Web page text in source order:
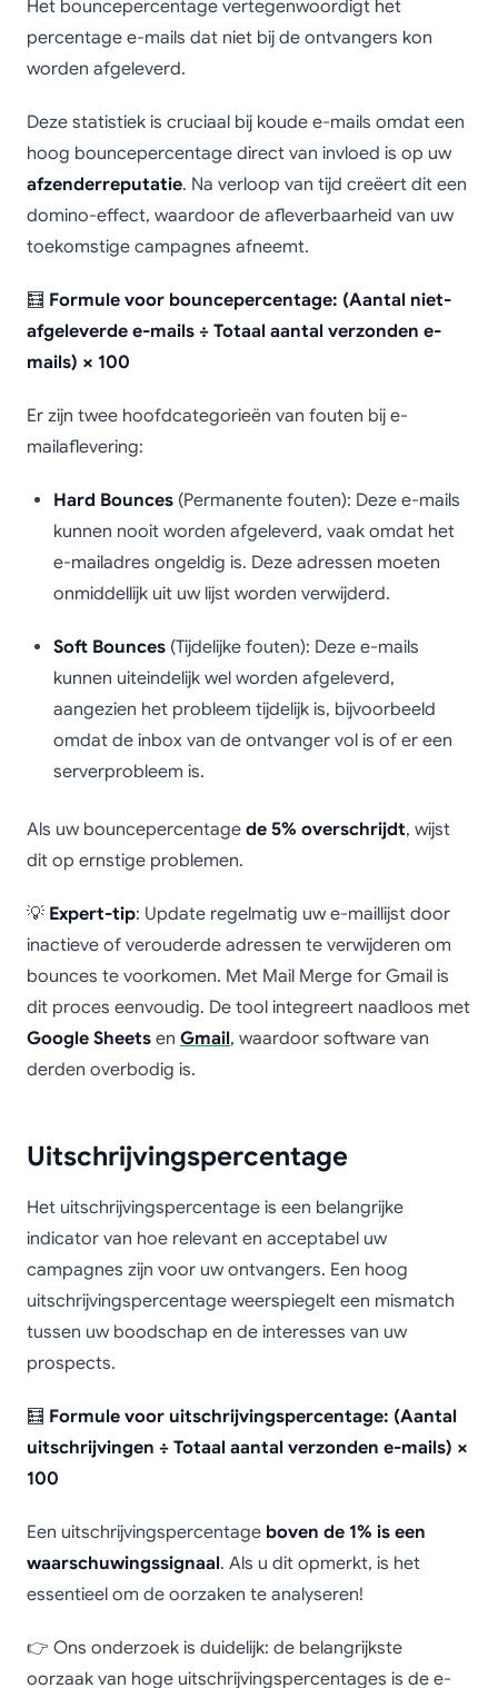
Het bouncepercentage vertegenwoordigt het
percentage e-mails dat niet bij de ontvangers kon
worden afgeleverd.
Deze statistiek is cruciaal bij koude e-mails omdat een
hoog bouncepercentage direct van invloed is op uw
afzenderreputatie. Na verloop van tijd creëert dit een
domino-effect, waardoor de afleverbaarheid van uw
toekomstige campagnes afneemt.
🧮 Formule voor bouncepercentage: (Aantal niet-
afgeleverde e-mails ÷ Totaal aantal verzonden e-
mails) × 100
Er zijn twee hoofdcategorieën van fouten bij e-
mailaflevering:
Hard Bounces (Permanente fouten): Deze e-mails
kunnen nooit worden afgeleverd, vaak omdat het
e-mailadres ongeldig is. Deze adressen moeten
onmiddellijk uit uw lijst worden verwijderd.
Soft Bounces (Tijdelijke fouten): Deze e-mails
kunnen uiteindelijk wel worden afgeleverd,
aangezien het probleem tijdelijk is, bijvoorbeeld
omdat de inbox van de ontvanger vol is of er een
serverprobleem is.
Als uw bouncepercentage de 5% overschrijdt, wijst
dit op ernstige problemen.
💡 Expert-tip: Update regelmatig uw e-maillijst door
inactieve of verouderde adressen te verwijderen om
bounces te voorkomen. Met Mail Merge for Gmail is
dit proces eenvoudig. De tool integreert naadloos met
Google Sheets en Gmail, waardoor software van
derden overbodig is.
Uitschrijvingspercentage
Het uitschrijvingspercentage is een belangrijke
indicator van hoe relevant en acceptabel uw
campagnes zijn voor uw ontvangers. Een hoog
uitschrijvingspercentage weerspiegelt een mismatch
tussen uw boodschap en de interesses van uw
prospects.
🧮 Formule voor uitschrijvingspercentage: (Aantal
uitschrijvingen ÷ Totaal aantal verzonden e-mails) ×
100
Een uitschrijvingspercentage boven de 1% is een
waarschuwingssignaal. Als u dit opmerkt, is het
essentieel om de oorzaken te analyseren!
👉 Ons onderzoek is duidelijk: de belangrijkste
oorzaak van hoge uitschrijvingspercentages is de e-